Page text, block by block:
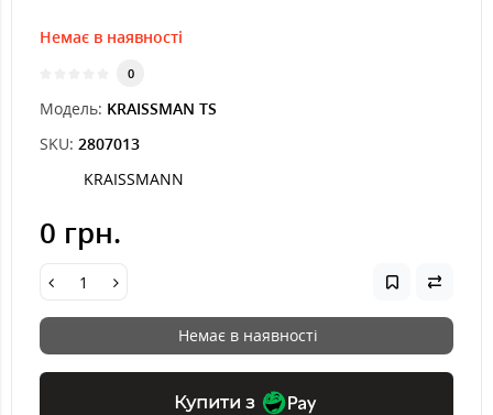
Немає в наявності
0
Модель: KRAISSMAN TS
SKU: 2807013
KRAISSMANN
0 грн.
Немає в наявності
Купити з